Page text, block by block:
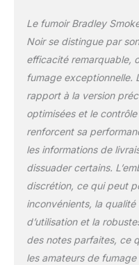
Le fumoir Bradley
Noir se distingue par
efficacité remarquable,
fumage exceptionnelle.
rapport à la version
optimisées et le
renforcent sa
les informations de
dissuader certains.
discrétion, ce qui peut
inconvénients, la
d’utilisation et la
des notes parfaites, ce
les amateurs de